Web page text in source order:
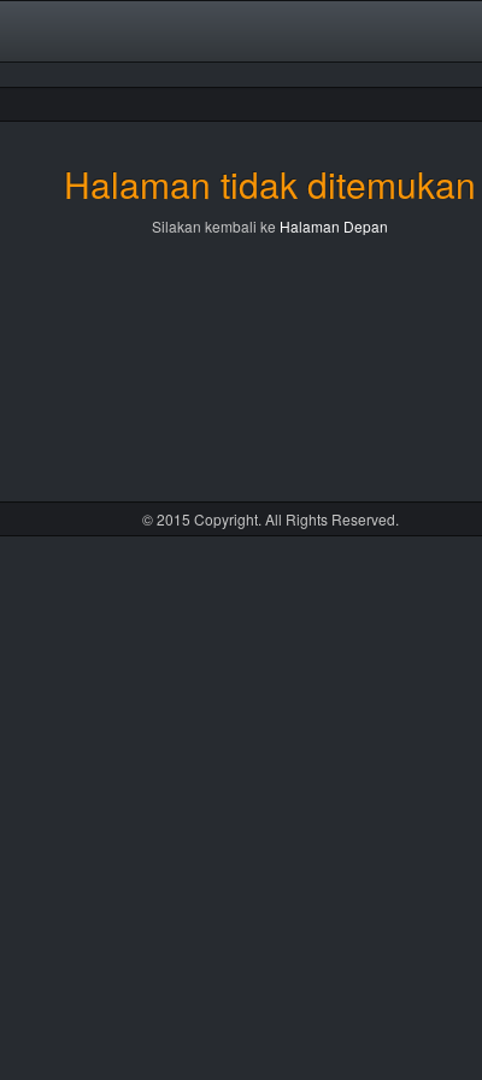
Halaman tidak ditemukan
Silakan kembali ke Halaman Depan
© 2015 Copyright. All Rights Reserved.